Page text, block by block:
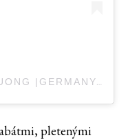
A POST SHARED BY KIM DUONG |GERMANY-STUTTGART (@BLVCKD0PE)
pletenými